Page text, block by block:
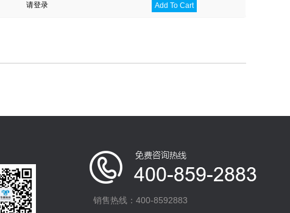
请登录 Add To Cart
销售热线：400-8592883